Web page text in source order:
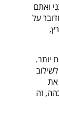
ואתם
על
יותר.
את
זה